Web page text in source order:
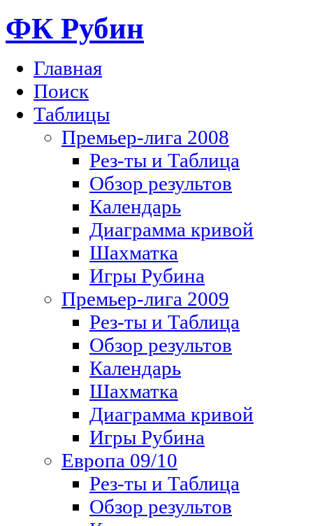
ФК Рубин
Главная
Поиск
Таблицы
Премьер-лига 2008
Рез-ты и Таблица
Обзор результов
Календарь
Диаграмма кривой
Шахматка
Игры Рубина
Премьер-лига 2009
Рез-ты и Таблица
Обзор результов
Календарь
Шахматка
Диаграмма кривой
Игры Рубина
Европа 09/10
Рез-ты и Таблица
Обзор результов